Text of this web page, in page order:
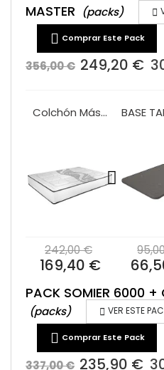
MASTER (packs) 
 Comprar Este Pack
356,00 € 249,20 €
Colchón Máster muelle ensacado
242,00 €
169,40 €
PACK SOMIER 6000 +
(packs)  VER ESTE
 Comprar Este Pack
337,00 € 235,90 €